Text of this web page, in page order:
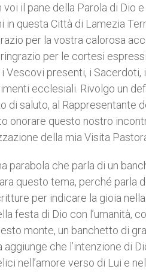
il pane della Parola di Dio
in questa Città di Lamezia
per la vostra calorosa
per le cortesi
presenti, i Sacerdoti,
ecclesiali. Rivolgo un
di saluto, al Rappresentante
onorare questo nostro
della mia Visita
parabola che parla di un
questo tema, perché parla
per indicare la gioia
festa di Dio con l’umanità,
monte, un banchetto di
che l’intenzione di
nell’amore verso di Lui e